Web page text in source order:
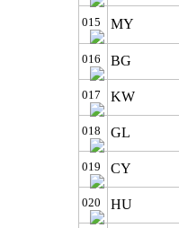
015 MY
016 BG
017 KW
018 GL
019 CY
020 HU